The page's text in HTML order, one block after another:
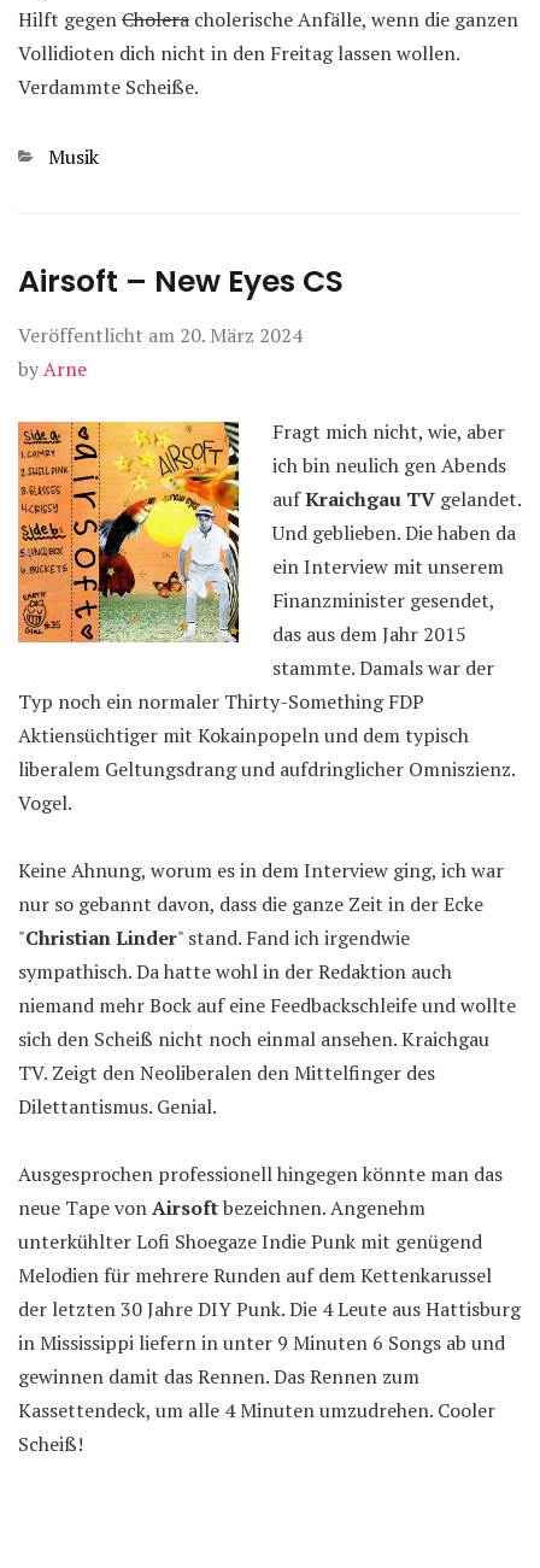
Hilft gegenCholera cholerische Anfälle, wenn die ganzen
Vollidioten dich nicht in den Freitag lassen wollen.
Verdammte Scheiße.
Kategorien
Musik
Airsoft – New Eyes CS
Veröffentlicht am 20. März 2024
byArne
Fragt mich nicht, wie, aber
ich bin neulich gen Abends
aufKraichgau TV gelandet.
Und geblieben. Die haben da
ein Interview mit unserem
Finanzminister gesendet,
das aus dem Jahr 2015
stammte. Damals war der
Typ noch ein normaler Thirty-Something FDP
Aktiensüchtiger mit Kokainpopeln und dem typisch
liberalem Geltungsdrang und aufdringlicher Omniszienz.
Vogel.
Keine Ahnung, worum es in dem Interview ging, ich war
nur so gebannt davon, dass die ganze Zeit in der Ecke
"Christian Linder" stand. Fand ich irgendwie
sympathisch. Da hatte wohl in der Redaktion auch
niemand mehr Bock auf eine Feedbackschleife und wollte
sich den Scheiß nicht noch einmal ansehen. Kraichgau
TV. Zeigt den Neoliberalen den Mittelfinger des
Dilettantismus. Genial.
Ausgesprochen professionell hingegen könnte man das
neue Tape vonAirsoftbezeichnen. Angenehm
unterkühlter Lofi Shoegaze Indie Punk mit genügend
Melodien für mehrere Runden auf dem Kettenkarussel
der letzten 30 Jahre DIY Punk. Die 4 Leute aus Hattisburg
in Mississippi liefern in unter 9 Minuten 6 Songs ab und
gewinnen damit das Rennen. Das Rennen zum
Kassettendeck, um alle 4 Minuten umzudrehen. Cooler
Scheiß!